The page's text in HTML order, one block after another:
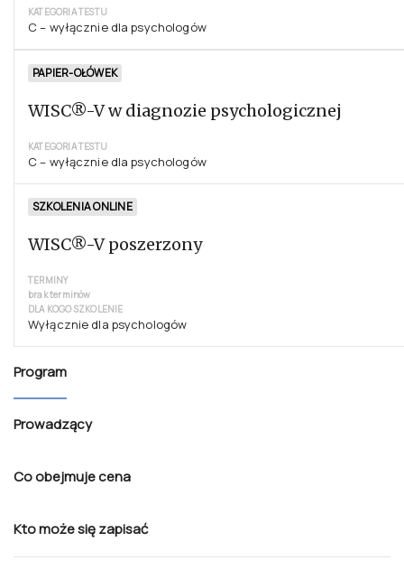
KATEGORIA TESTU
C – wyłącznie dla psychologów
PAPIER-OŁÓWEK
WISC®-V w diagnozie psychologicznej
KATEGORIA TESTU
C – wyłącznie dla psychologów
SZKOLENIA ONLINE
WISC®-V poszerzony
TERMINY
brak terminów
DLA KOGO SZKOLENIE
Wyłącznie dla psychologów
Program
Prowadzący
Co obejmuje cena
Kto może się zapisać